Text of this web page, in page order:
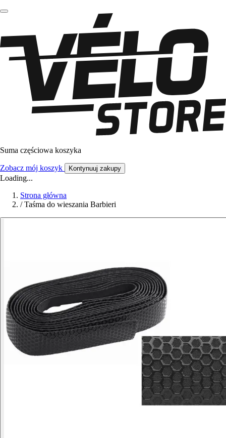
Suma częściowa koszyka
Zobacz mój koszyk Kontynuuj zakupy
Loading...
Strona główna
/ Taśma do wieszania Barbieri